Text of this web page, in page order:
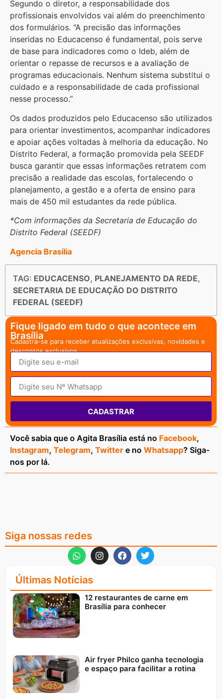
Segundo o diretor, a responsabilidade dos
profissionais envolvidos vai além do preenchimento
dos formulários. “A precisão das informações
inseridas no Educacenso é fundamental, pois serve
de base para indicadores como o Ideb, além de
orientar o repasse de recursos e a avaliação de
programas educacionais. Nenhum sistema substitui o
cuidado e a responsabilidade de cada profissional
nesse processo.”
Os dados produzidos pelo Educacenso são utilizados
para orientar investimentos, acompanhar indicadores
e apoiar ações voltadas à melhoria da educação. No
Distrito Federal, a formação promovida pela SEEDF
busca garantir que essas informações retratem com
precisão a realidade das escolas, fortalecendo o
planejamento, a gestão e a oferta de ensino para
mais de 450 mil estudantes da rede pública.
*Com informações da Secretaria de Educação do
Distrito Federal (SEEDF)
Agencia Brasília
TAG: EDUCACENSO, PLANEJAMENTO DA REDE,
SECRETARIA DE EDUCAÇÃO DO DISTRITO
FEDERAL (SEEDF)
Fique ligado em tudo o que acontece em
Brasília
Cadastra-se para receber atualizações exclusivas, novidades e
descontos exclusivos.
CADASTRAR
Você sabia que o Agita Brasília está no Facebook,
Instagram, Telegram, Twitter e no Whatsapp? Siga-
nos por lá.
Siga nossas redes
Últimas Notícias
12 restaurantes de carne em
Brasília para conhecer
Air fryer Philco ganha tecnologia
e espaço para facilitar a rotina